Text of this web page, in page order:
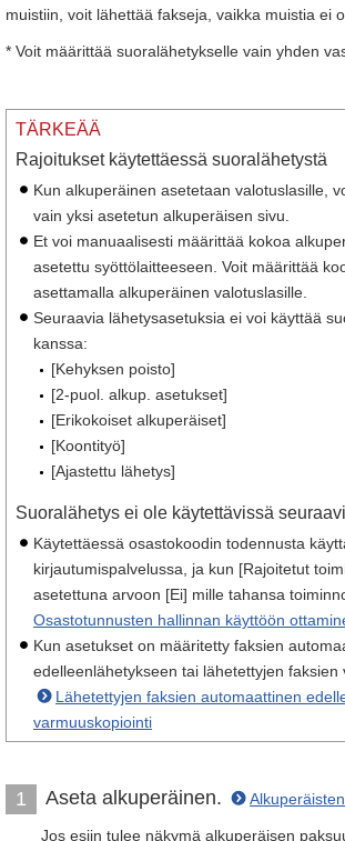
muistiin, voit lähettää fakseja, vaikka muistia ei
* Voit määrittää suoralähetykselle vain yhden
TÄRKEÄÄ
Rajoitukset käytettäessä suoralähetystä
Kun alkuperäinen asetetaan valotuslasille,
vain yksi asetetun alkuperäisen sivu.
Et voi manuaalisesti määrittää kokoa
asetettu syöttölaitteeseen. Voit määrittää
asettamalla alkuperäinen valotuslasille.
Seuraavia lähetysasetuksia ei voi käyttää
kanssa:
[Kehyksen poisto]
[2-puol. alkup. asetukset]
[Erikokoiset alkuperäiset]
[Koontityö]
[Ajastettu lähetys]
Suoralähetys ei ole käytettävissä
Käytettäessä osastokoodin todennusta
kirjautumispalvelussa, ja kun [Rajoitetut
asetettuna arvoon [Ei] mille tahansa
Osastotunnusten hallinnan käyttöön
Kun asetukset on määritetty faksien
edelleenlähetykseen tai lähetettyjen faksien
Lähetettyjen faksien automaattinen
varmuuskopiointi
1 Aseta alkuperäinen.
Jos esiin tulee näkymä alkuperäisen